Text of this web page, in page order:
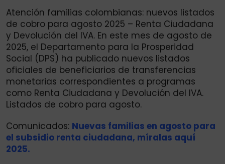
Atención familias colombianas: nuevos listados
de cobro para agosto 2025 – Renta Ciudadana
y Devolución del IVA. En este mes de agosto de
2025, el Departamento para la Prosperidad
Social (DPS) ha publicado nuevos listados
oficiales de beneficiarios de transferencias
monetarias correspondientes a programas
como Renta Ciudadana y Devolución del IVA.
Listados de cobro para agosto.
Comunicados: Nuevas familias en agosto para
el subsidio renta ciudadana, míralas aquí
2025.